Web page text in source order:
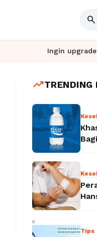
search
Ingin upgrade skill
trending_upTRENDING
Tips